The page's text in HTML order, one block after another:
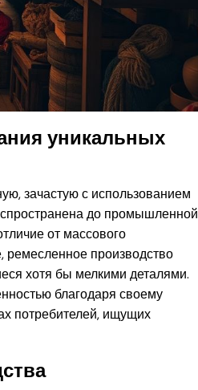
уникальных
зачастую с использованием
до промышленной
от массового
ремесленное производство
хотя бы мелкими деталями.
благодаря своему
потребителей, ищущих